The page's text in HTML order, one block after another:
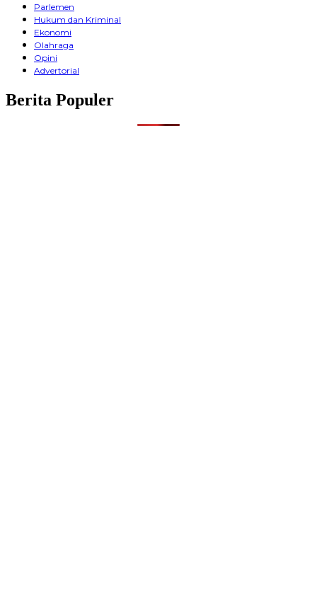
Parlemen
Hukum dan Kriminal
Ekonomi
Olahraga
Opini
Advertorial
Berita Populer